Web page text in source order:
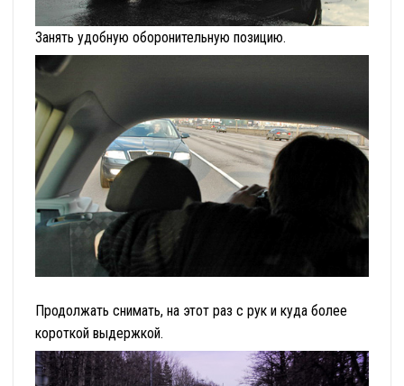
Занять удобную оборонительную позицию.
Продолжать снимать, на этот раз с рук и куда более
короткой выдержкой.